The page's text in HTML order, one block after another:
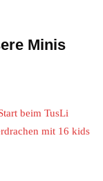
Minis
beim TusLi
mit 16 kids